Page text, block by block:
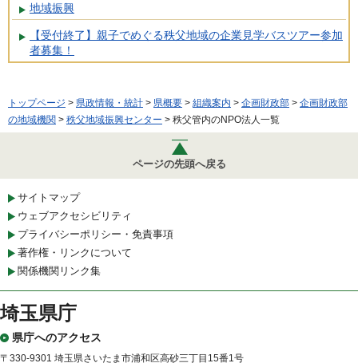
地域振興
【受付終了】親子でめぐる秩父地域の企業見学バスツアー参加
者募集！
トップページ > 県政情報・統計 > 県概要 > 組織案内 > 企画財政部 > 企画財政部
の地域機関 > 秩父地域振興センター > 秩父管内のNPO法人一覧
ページの先頭へ戻る
サイトマップ
ウェブアクセシビリティ
プライバシーポリシー・免責事項
著作権・リンクについて
関係機関リンク集
埼玉県庁
県庁へのアクセス
〒330-9301 埼玉県さいたま市浦和区高砂三丁目15番1号